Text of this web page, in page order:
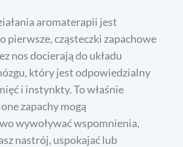
aromaterapii jest
pierwsze, cząsteczki zapachowe
nos docierają do układu
który jest odpowiedzialny
i instynkty. To właśnie
zapachy mogą
wywoływać wspomnienia,
nastrój, uspokajać lub